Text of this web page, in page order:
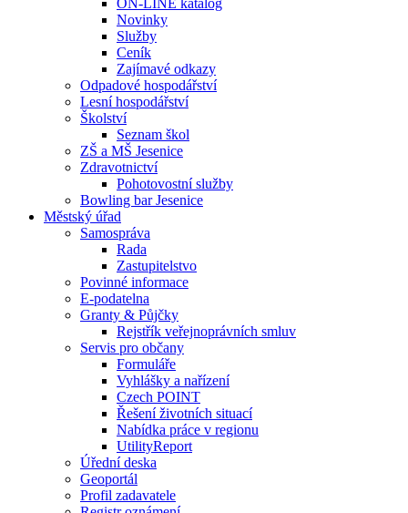
ON-LINE katalog
Novinky
Služby
Ceník
Zajímavé odkazy
Odpadové hospodářství
Lesní hospodářství
Školství
Seznam škol
ZŠ a MŠ Jesenice
Zdravotnictví
Pohotovostní služby
Bowling bar Jesenice
Městský úřad
Samospráva
Rada
Zastupitelstvo
Povinné informace
E-podatelna
Granty & Půjčky
Rejstřík veřejnoprávních smluv
Servis pro občany
Formuláře
Vyhlášky a nařízení
Czech POINT
Řešení životních situací
Nabídka práce v regionu
UtilityReport
Úřední deska
Geoportál
Profil zadavatele